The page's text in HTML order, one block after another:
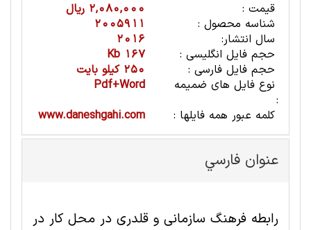
قیمت :
2,080,000 ریال
شناسه محصول :
2005911
سال انتشار:
2016
حجم فایل انگلیسی :
167 Kb
حجم فایل فارسی :
250 کیلو بایت
نوع فایل های ضمیمه
:
Pdf+Word
کلمه عبور همه فایلها :
www.daneshgahi.com
عنوان فارسي
رابطه فرهنگ سازمانی و قلدری در محل کار در